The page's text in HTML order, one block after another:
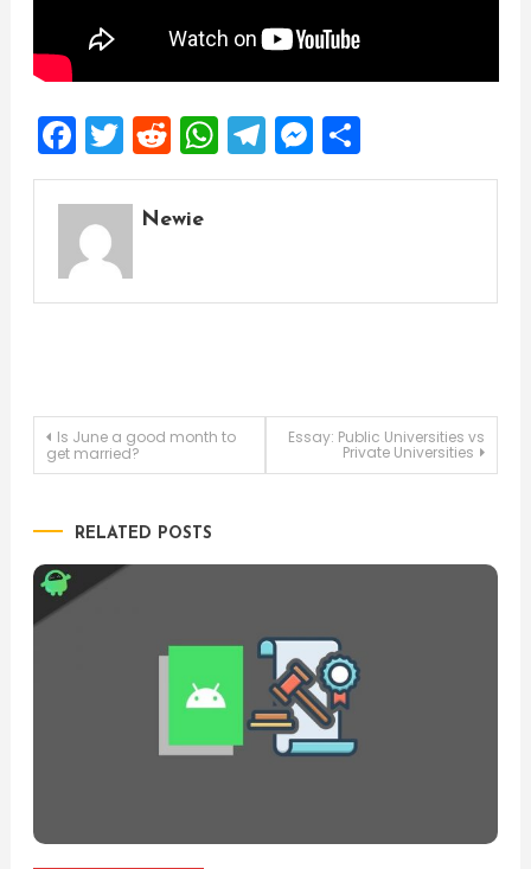
Facebook
Twitter
Reddit
WhatsApp
Telegram
Messenger
Share
Newie
Post
Is June a good month to
get married?
Essay: Public Universities vs
Private Universities
RELATED POSTS